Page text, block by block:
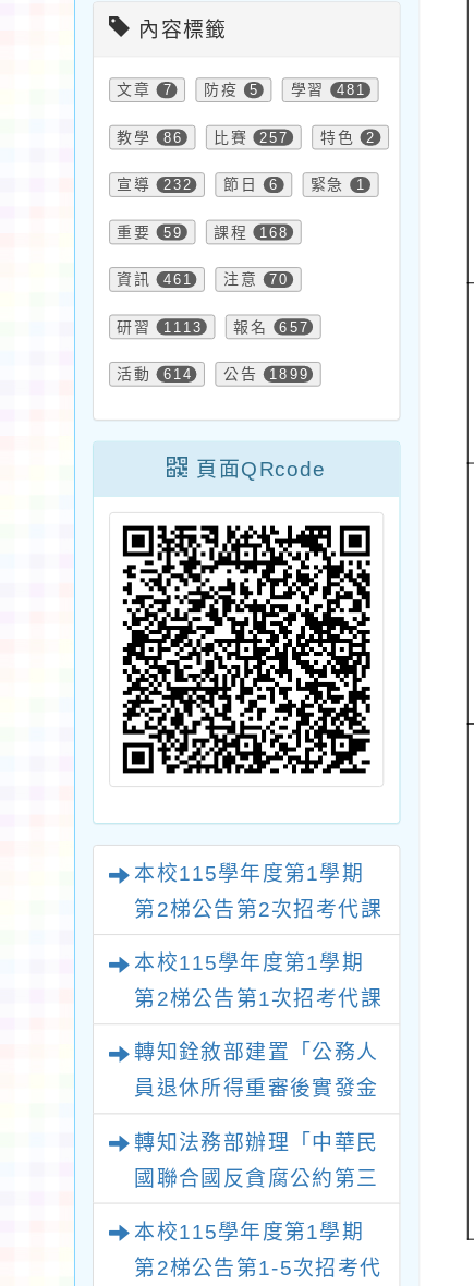
內容標籤
文章 7 防疫 5 學習 481
教學 86 比賽 257 特色 2
宣導 232 節日 6 緊急 1
重要 59 課程 168
資訊 461 注意 70
研習 1113 報名 657
活動 614 公告 1899
頁面QRcode
本校115學年度第1學期
第2梯公告第2次招考代課
本校115學年度第1學期
第2梯公告第1次招考代課
鐘點教師甄選錄取公告
(採1次公告分次招考)
轉知銓敘部建置「公務人
員退休所得重審後實發金
轉知法務部辦理「中華民
國聯合國反貪腐公約第三
本校115學年度第1學期
第2梯公告第1-5次招考代